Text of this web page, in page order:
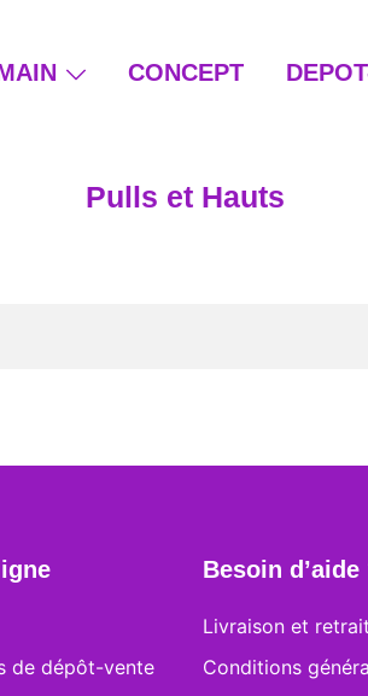
CONCEPT
Pulls et Hauts
de dépôt-vente
Besoin d’aide
Livraison et retrait
Conditions